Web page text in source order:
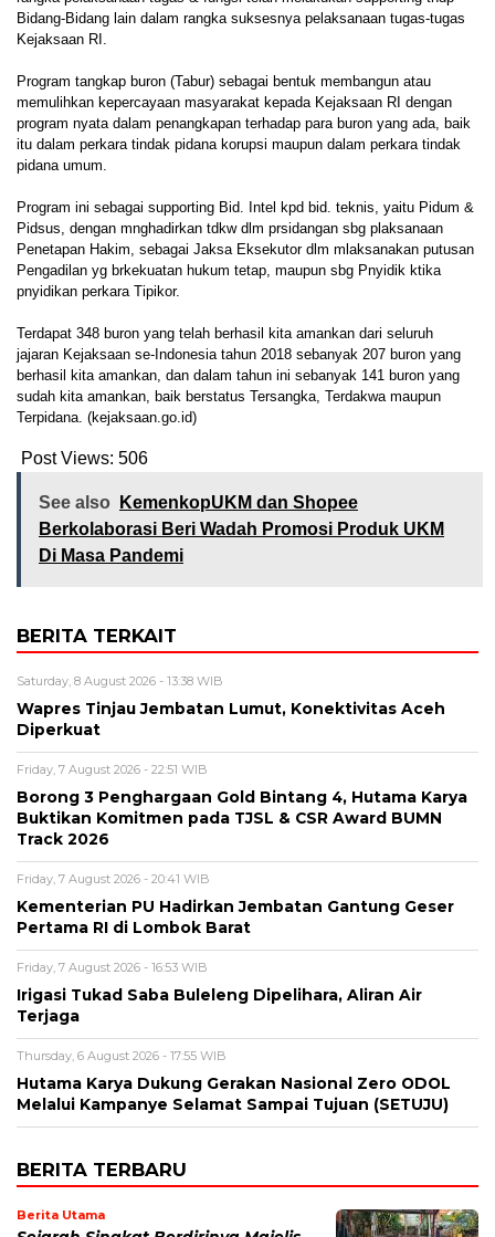
Bidang-Bidang lain dalam rangka suksesnya pelaksanaan tugas-tugas
Kejaksaan RI.
Program tangkap buron (Tabur) sebagai bentuk membangun atau
memulihkan kepercayaan masyarakat kepada Kejaksaan RI dengan
program nyata dalam penangkapan terhadap para buron yang ada, baik
itu dalam perkara tindak pidana korupsi maupun dalam perkara tindak
pidana umum.
Program ini sebagai supporting Bid. Intel kpd bid. teknis, yaitu Pidum &
Pidsus, dengan mnghadirkan tdkw dlm prsidangan sbg plaksanaan
Penetapan Hakim, sebagai Jaksa Eksekutor dlm mlaksanakan putusan
Pengadilan yg brkekuatan hukum tetap, maupun sbg Pnyidik ktika
pnyidikan perkara Tipikor.
Terdapat 348 buron yang telah berhasil kita amankan dari seluruh
jajaran Kejaksaan se-Indonesia tahun 2018 sebanyak 207 buron yang
berhasil kita amankan, dan dalam tahun ini sebanyak 141 buron yang
sudah kita amankan, baik berstatus Tersangka, Terdakwa maupun
Terpidana. (kejaksaan.go.id)
Post Views: 506
See also
KemenkopUKM dan Shopee
Berkolaborasi Beri Wadah Promosi Produk UKM
Di Masa Pandemi
BERITA TERKAIT
Saturday, 8 August 2026 - 13:38 WIB
Wapres Tinjau Jembatan Lumut, Konektivitas Aceh
Diperkuat
Friday, 7 August 2026 - 22:51 WIB
Borong 3 Penghargaan Gold Bintang 4, Hutama Karya
Buktikan Komitmen pada TJSL & CSR Award BUMN
Track 2026
Friday, 7 August 2026 - 20:41 WIB
Kementerian PU Hadirkan Jembatan Gantung Geser
Pertama RI di Lombok Barat
Friday, 7 August 2026 - 16:53 WIB
Irigasi Tukad Saba Buleleng Dipelihara, Aliran Air
Terjaga
Thursday, 6 August 2026 - 17:55 WIB
Hutama Karya Dukung Gerakan Nasional Zero ODOL
Melalui Kampanye Selamat Sampai Tujuan (SETUJU)
BERITA TERBARU
Berita Utama